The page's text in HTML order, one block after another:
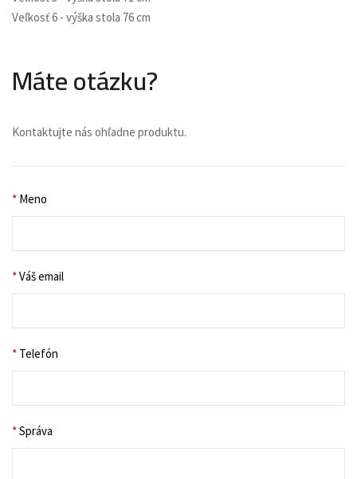
Veľkosť 6 - výška stola 76 cm
Máte otázku?
Kontaktujte nás ohľadne produktu.
* Meno
*Váš email
* Telefón
*Správa